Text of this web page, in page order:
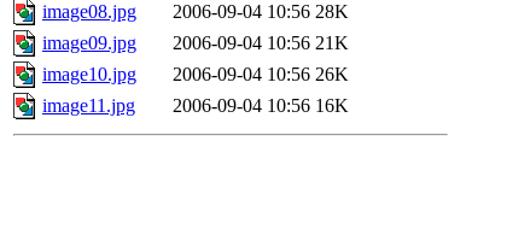
image08.jpg
2006-09-04 10:56 28K
image09.jpg
2006-09-04 10:56 21K
image10.jpg
2006-09-04 10:56 26K
image11.jpg
2006-09-04 10:56 16K